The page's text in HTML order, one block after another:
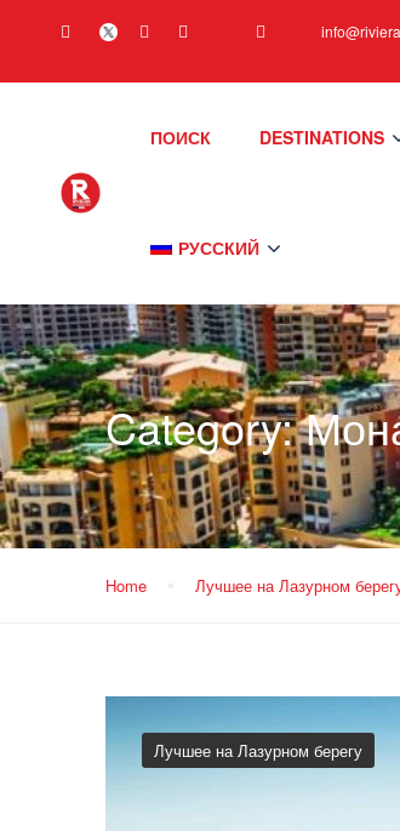
ПОИСК DESTINATIONS
РУССКИЙ
Category:
Home Лучшее на Лазурном
Лучшее на Лазурном берегу